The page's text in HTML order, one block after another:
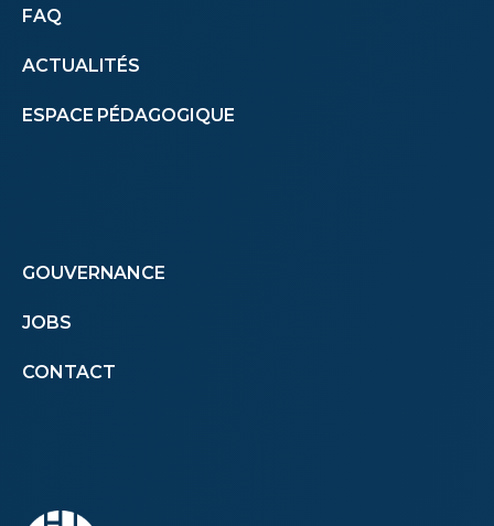
Autres
menus
FAQ
ACTUALITÉS
ESPACE PÉDAGOGIQUE
Footer
menu
GOUVERNANCE
JOBS
CONTACT